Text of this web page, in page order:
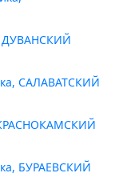
ДУВАНСКИЙ
САЛАВАТСКИЙ
КРАСНОКАМСКИЙ
БУРАЕВСКИЙ